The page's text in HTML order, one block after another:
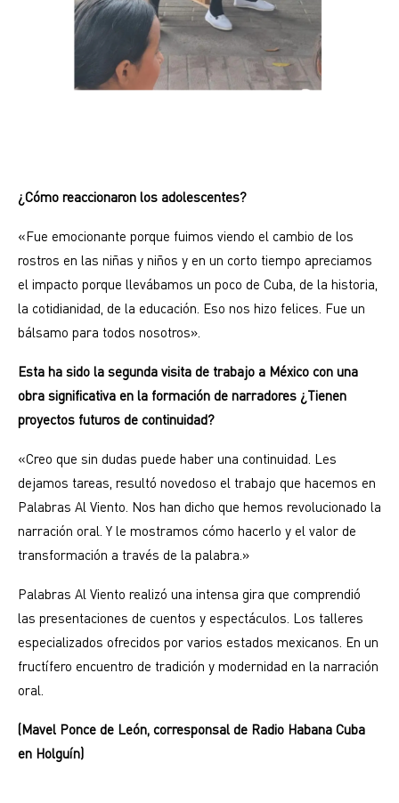
¿Cómo reaccionaron los adolescentes?
«Fue emocionante porque fuimos viendo el cambio de los
rostros en las niñas y niños y en un corto tiempo apreciamos
el impacto porque llevábamos un poco de Cuba, de la historia,
la cotidianidad, de la educación. Eso nos hizo felices. Fue un
bálsamo para todos nosotros».
Esta ha sido la segunda visita de trabajo a México con una
obra significativa en la formación de narradores ¿Tienen
proyectos futuros de continuidad?
«Creo que sin dudas puede haber una continuidad. Les
dejamos tareas, resultó novedoso el trabajo que hacemos en
Palabras Al Viento. Nos han dicho que hemos revolucionado la
narración oral. Y le mostramos cómo hacerlo y el valor de
transformación a través de la palabra.»
Palabras Al Viento realizó una intensa gira que comprendió
las presentaciones de cuentos y espectáculos. Los talleres
especializados ofrecidos por varios estados mexicanos. En un
fructífero encuentro de tradición y modernidad en la narración
oral.
(Mavel Ponce de León, corresponsal de Radio Habana Cuba
en Holguín)